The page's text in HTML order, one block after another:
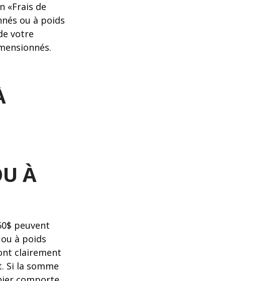
«Frais de
ou à poids
votre
À
peuvent
à poids
clairement
Si la somme